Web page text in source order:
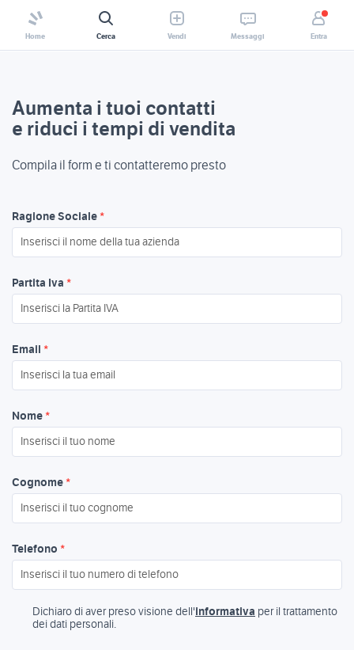
Home Cerca Vendi Messaggi Entra
Aumenta i tuoi contatti
e riduci i tempi di vendita
Compila il form e ti contatteremo presto
Ragione Sociale *
Partita Iva *
Email *
Nome *
Cognome *
Telefono *
Dichiaro di aver preso visione dell' informativa per il trattamento
dei dati personali.